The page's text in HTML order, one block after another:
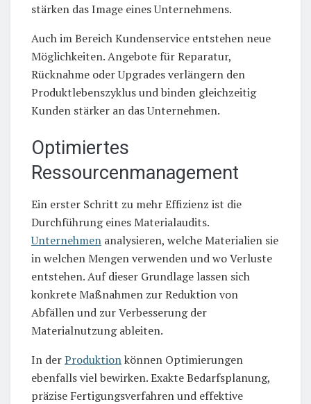
stärken das Image eines Unternehmens.
Auch im Bereich Kundenservice entstehen neue
Möglichkeiten. Angebote für Reparatur,
Rücknahme oder Upgrades verlängern den
Produktlebenszyklus und binden gleichzeitig
Kunden stärker an das Unternehmen.
Optimiertes
Ressourcenmanagement
Ein erster Schritt zu mehr Effizienz ist die
Durchführung eines Materialaudits.
Unternehmen analysieren, welche Materialien sie
in welchen Mengen verwenden und wo Verluste
entstehen. Auf dieser Grundlage lassen sich
konkrete Maßnahmen zur Reduktion von
Abfällen und zur Verbesserung der
Materialnutzung ableiten.
In derProduktionkönnen Optimierungen
ebenfalls viel bewirken. Exakte Bedarfsplanung,
präzise Fertigungsverfahren und effektive